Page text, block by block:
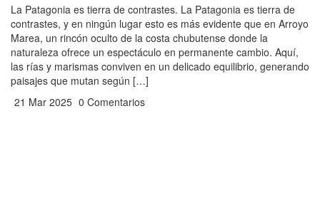
La Patagonia es tierra de contrastes. La Patagonia es tierra de
contrastes, y en ningún lugar esto es más evidente que en Arroyo
Marea, un rincón oculto de la costa chubutense donde la
naturaleza ofrece un espectáculo en permanente cambio. Aquí,
las rías y marismas conviven en un delicado equilibrio, generando
paisajes que mutan según […]
21 Mar 2025 0 Comentarios